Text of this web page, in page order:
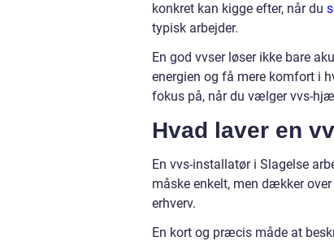
konkret kan kigge efter, når du
typisk arbejder.
En god vvser løser ikke bare
energien og få mere komfort i
fokus på, når du vælger vvs-
Hvad laver en
En vvs-installatør i Slagelse
måske enkelt, men dækker
erhverv.
En kort og præcis måde at